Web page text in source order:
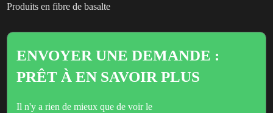
Produits en fibre de basalte
ENVOYER UNE DEMANDE :
PRÊT À EN SAVOIR PLUS
Il n'y a rien de mieux que de voir le